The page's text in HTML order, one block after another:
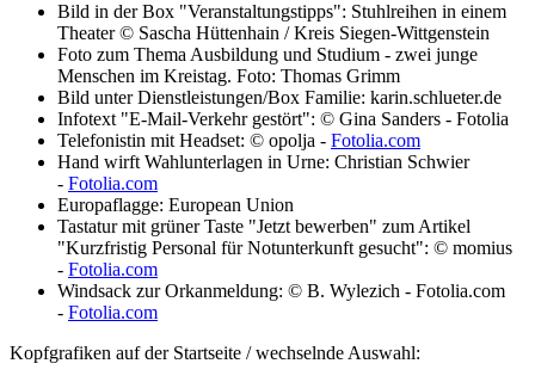
Bild in der Box "Veranstaltungstipps": Stuhlreihen in einem
Theater © Sascha Hüttenhain / Kreis Siegen-Wittgenstein
Foto zum Thema Ausbildung und Studium - zwei junge
Menschen im Kreistag. Foto: Thomas Grimm
Bild unter Dienstleistungen/Box Familie: karin.schlueter.de
Infotext "E-Mail-Verkehr gestört": © Gina Sanders - Fotolia
Telefonistin mit Headset: © opolja - Fotolia.com
Hand wirft Wahlunterlagen in Urne: Christian Schwier
- Fotolia.com
Europaflagge: European Union
Tastatur mit grüner Taste "Jetzt bewerben" zum Artikel
"Kurzfristig Personal für Notunterkunft gesucht": © momius
- Fotolia.com
Windsack zur Orkanmeldung: © B. Wylezich - Fotolia.com
- Fotolia.com
Kopfgrafiken auf der Startseite / wechselnde Auswahl: